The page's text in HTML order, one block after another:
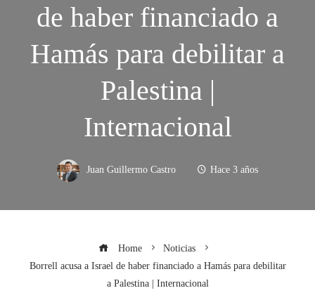
de haber financiado a
Hamás para debilitar a
Palestina |
Internacional
Juan Guillermo Castro Hace 3 años
Home
Noticias
Borrell acusa a Israel de haber financiado a Hamás para debilitar
a Palestina | Internacional